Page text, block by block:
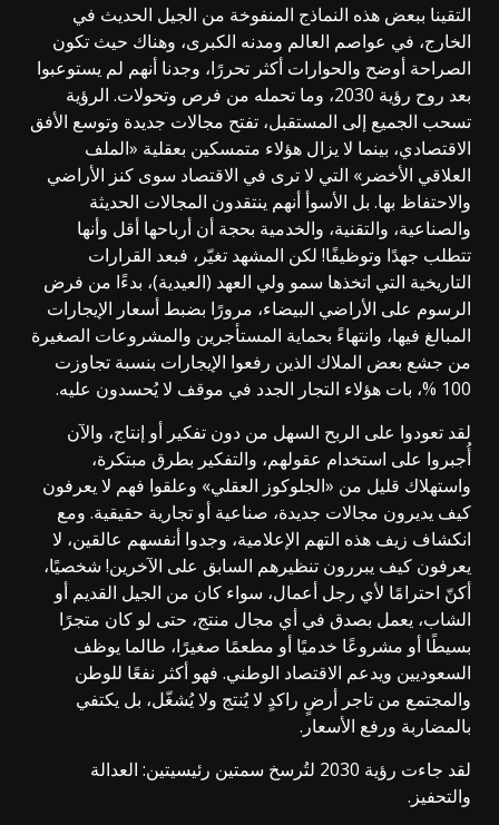
التقينا ببعض هذه النماذج المنفوخة من الجيل الحديث في
الخارج، في عواصم العالم ومدنه الكبرى، وهناك حيث تكون
الصراحة أوضح والحوارات أكثر تحررًا، وجدنا أنهم لم يستوعبوا
بعد روح رؤية 2030، وما تحمله من فرص وتحولات. الرؤية
تسحب الجميع إلى المستقبل، تفتح مجالات جديدة وتوسع الأفق
الاقتصادي، بينما لا يزال هؤلاء متمسكين بعقلية «الملف
العلاقي الأخضر» التي لا ترى في الاقتصاد سوى كنز الأراضي
والاحتفاظ بها. بل الأسوأ أنهم ينتقدون المجالات الحديثة
والصناعية، والتقنية، والخدمية بحجة أن أرباحها أقل وأنها
تتطلب جهدًا وتوظيفًا! لكن المشهد تغيّر، فبعد القرارات
التاريخية التي اتخذها سمو ولي العهد (العيدية)، بدءًا من فرض
الرسوم على الأراضي البيضاء، مرورًا بضبط أسعار الإيجارات
المبالغ فيها، وانتهاءً بحماية المستأجرين والمشروعات الصغيرة
من جشع بعض الملاك الذين رفعوا الإيجارات بنسبة تجاوزت
100 %، بات هؤلاء التجار الجدد في موقف لا يُحسدون عليه.
لقد تعودوا على الربح السهل من دون تفكير أو إنتاج، والآن
أُجبروا على استخدام عقولهم، والتفكير بطرق مبتكرة،
واستهلاك قليل من «الجلوكوز العقلي» وعلقوا فهم لا يعرفون
كيف يديرون مجالات جديدة، صناعية أو تجارية حقيقية. ومع
انكشاف زيف هذه التهم الإعلامية، وجدوا أنفسهم عالقين، لا
يعرفون كيف يبررون تنظيرهم السابق على الآخرين! شخصيًا،
أكنّ احترامًا لأي رجل أعمال، سواء كان من الجيل القديم أو
الشاب، يعمل بصدق في أي مجال منتج، حتى لو كان متجرًا
بسيطًا أو مشروعًا خدميًا أو مطعمًا صغيرًا، طالما يوظف
السعوديين ويدعم الاقتصاد الوطني. فهو أكثر نفعًا للوطن
والمجتمع من تاجر أرضٍ راكدٍ لا يُنتج ولا يُشغّل، بل يكتفي
بالمضاربة ورفع الأسعار.
لقد جاءت رؤية 2030 لتُرسخ سمتين رئيسيتين: العدالة
والتحفيز.